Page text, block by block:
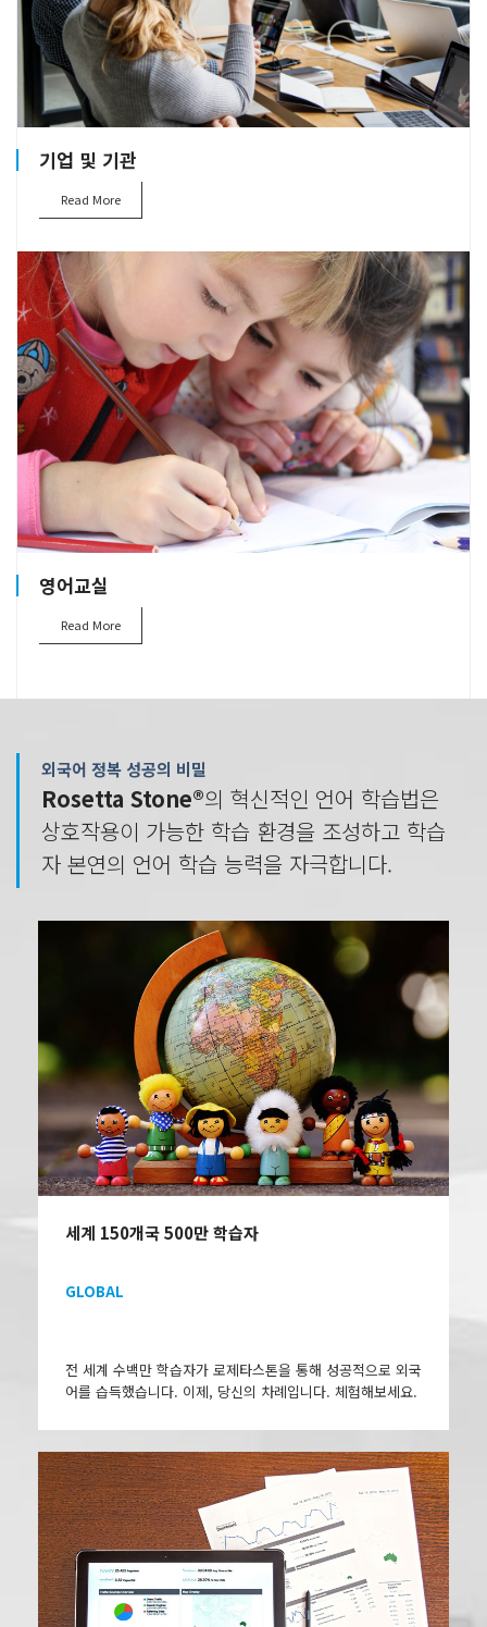
기업 및 기관
Read More
영어교실
Read More
외국어 정복 성공의 비밀
Rosetta Stone®의 혁신적인 언어 학습법은
상호작용이 가능한 학습 환경을 조성하고 학습
자 본연의 언어 학습 능력을 자극합니다.
세계 150개국 500만 학습자
GLOBAL
전 세계 수백만 학습자가 로제타스톤을 통해 성공적으로 외국
어를 습득했습니다. 이제, 당신의 차례입니다. 체험해보세요.